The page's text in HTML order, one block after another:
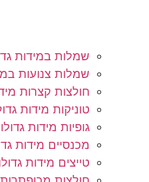
שמלות במידות גדולות
שמלות צנועות במידות
חולצות קצרות מידות
טוניקות מידות גדולות
גופיות מידות גדולות
מכנסיים מידות גדולות
טייצים מידות גדולות